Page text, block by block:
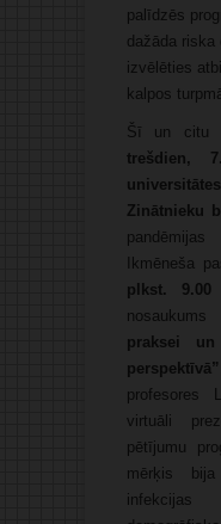
palīdzēs
dažāda riska
izvēlēties
kalpos
Šī un citu
trešdien,
Zinātnieku
Ikmēneša
plkst. 9.00
praksei un
perspektīvā”
profesores
virtuāli
pētījumu
mērķis bija